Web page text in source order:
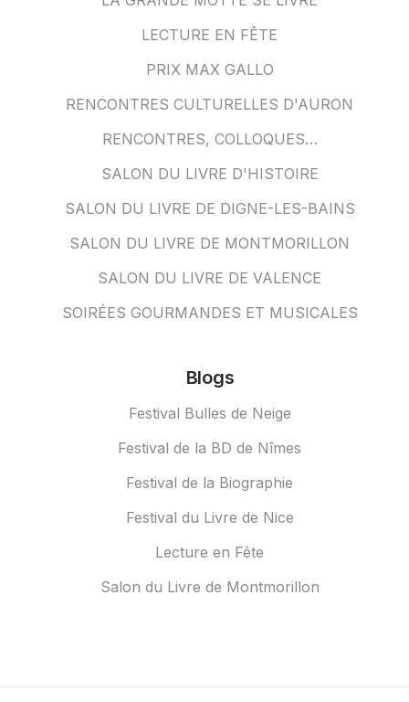
LECTURE EN FÊTE
PRIX MAX GALLO
RENCONTRES CULTURELLES D'AURON
RENCONTRES, COLLOQUES…
SALON DU LIVRE D'HISTOIRE
SALON DU LIVRE DE DIGNE-LES-BAINS
SALON DU LIVRE DE MONTMORILLON
SALON DU LIVRE DE VALENCE
SOIRÉES GOURMANDES ET MUSICALES
Blogs
Festival Bulles de Neige
Festival de la BD de Nîmes
Festival de la Biographie
Festival du Livre de Nice
Lecture en Fête
Salon du Livre de Montmorillon